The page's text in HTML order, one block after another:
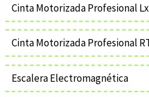
Cinta Motorizada Profesional Lx
Cinta Motorizada Profesional
Escalera Electromagnética